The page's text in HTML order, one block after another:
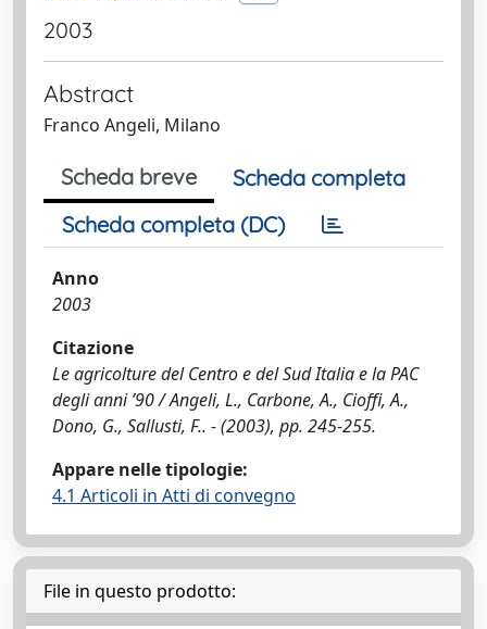
2003
Abstract
Franco Angeli, Milano
Scheda breve
Scheda completa
Scheda completa (DC)
Anno
2003
Citazione
Le agricolture del Centro e del Sud Italia e la PAC
degli anni ’90 / Angeli, L., Carbone, A., Cioffi, A.,
Dono, G., Sallusti, F.. - (2003), pp. 245-255.
Appare nelle tipologie:
4.1 Articoli in Atti di convegno
File in questo prodotto: